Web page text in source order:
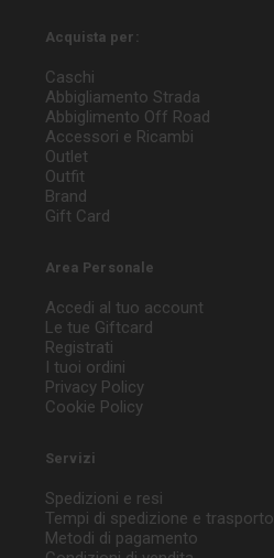
Acquista per:
Caschi
Abbigliamento Strada
Abbiglimento Off Road
Accessori e Ricambi
Outlet
Outfit
Brand
Gift Card
Area Personale
Accedi al tuo account
Le tue Giftcard
Registrati
I tuoi ordini
Privacy Policy
Cookie Policy
Servizi
Spedizioni e resi
Tempi di spedizione e trasporto
Metodi di pagamento